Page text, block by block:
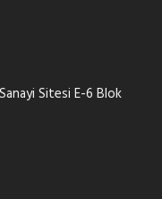
Sitesi E-6 Blok